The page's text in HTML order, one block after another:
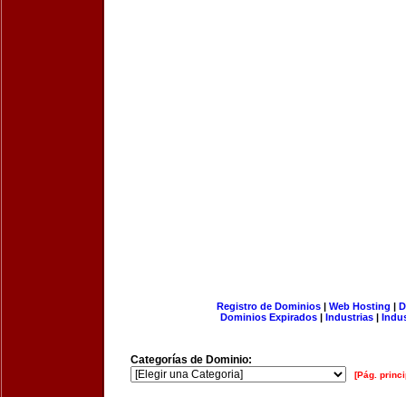
Registro de Dominios| Web Hosting |
Dominios Expirados | Industrias |
Categorías de Dominio:
[Pág.